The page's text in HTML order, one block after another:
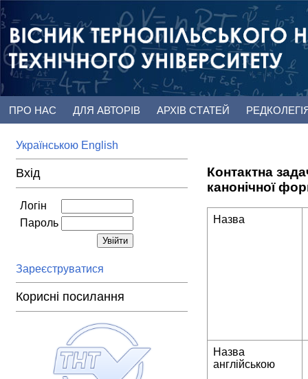
ПРО НАС ДЛЯ АВТОРІВ АРХІВ СТАТЕЙ
Українською English
Вхід
Логін
Пароль
Зареєструватися
Корисні посилання
Контактна
канонічної
Назва
Назва
англійською